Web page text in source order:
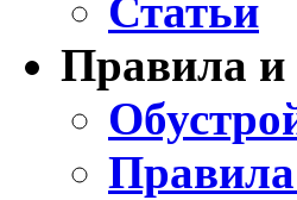
Статьи
Правила и